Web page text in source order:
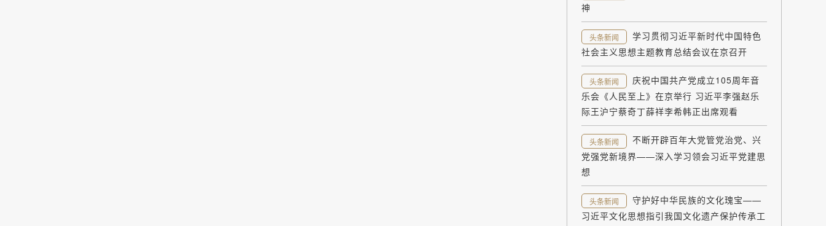
神
头条新闻
学习贯彻习近平新时代中国特色
社会主义思想主题教育总结会议在京召开
头条新闻
庆祝中国共产党成立105周年音
乐会《人民至上》在京举行 习近平李强赵乐
际王沪宁蔡奇丁薛祥李希韩正出席观看
头条新闻
不断开辟百年大党管党治党、兴
党强党新境界——深入学习领会习近平党建思
想
头条新闻
守护好中华民族的文化瑰宝——
习近平文化思想指引我国文化遗产保护传承工